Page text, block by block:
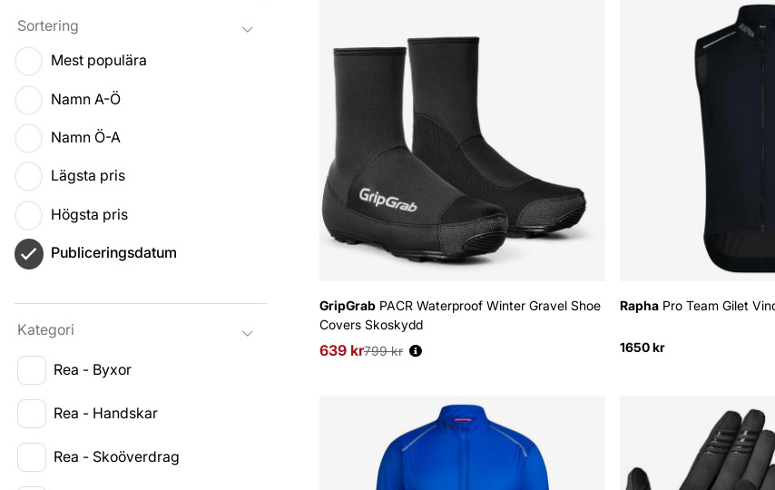
Sortering
Mest populära
Namn A-Ö
Namn Ö-A
Lägsta pris
Högsta pris
Publiceringsdatum
Kategori
Rea - Byxor
Rea - Handskar
Rea - Skoöverdrag
GripGrab PACR Waterproof Winter Gravel Shoe
Covers Skoskydd
639 kr
Ordinarie pris:
799 kr
RaphaPro Team Gilet
1650 kr